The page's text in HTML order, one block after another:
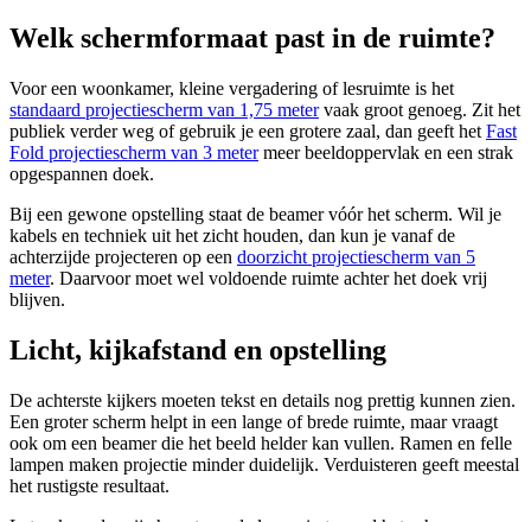
Welk schermformaat past in de ruimte?
Voor een woonkamer, kleine vergadering of lesruimte is het
standaard projectiescherm van 1,75 metervaak groot genoeg. Zit het
publiek verder weg of gebruik je een grotere zaal, dan geeft het Fast
Fold projectiescherm van 3 metermeer beeldoppervlak en een strak
opgespannen doek.
Bij een gewone opstelling staat de beamer vóór het scherm. Wil je
kabels en techniek uit het zicht houden, dan kun je vanaf de
achterzijde projecteren op een doorzicht projectiescherm van 5
meter. Daarvoor moet wel voldoende ruimte achter het doek vrij
blijven.
Licht, kijkafstand en opstelling
De achterste kijkers moeten tekst en details nog prettig kunnen zien.
Een groter scherm helpt in een lange of brede ruimte, maar vraagt
ook om een beamer die het beeld helder kan vullen. Ramen en felle
lampen maken projectie minder duidelijk. Verduisteren geeft meestal
het rustigste resultaat.